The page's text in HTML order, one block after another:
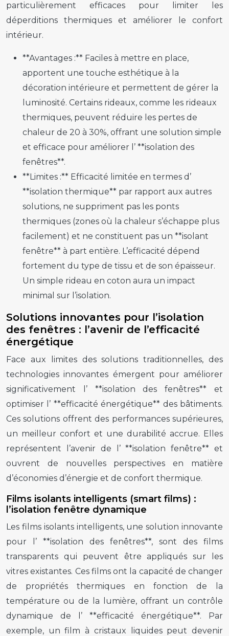
particulièrement efficaces pour limiter les
déperditions thermiques et améliorer le confort
intérieur.
**Avantages :** Faciles à mettre en place,
apportent une touche esthétique à la
décoration intérieure et permettent de gérer la
luminosité. Certains rideaux, comme les rideaux
thermiques, peuvent réduire les pertes de
chaleur de 20 à 30%, offrant une solution simple
et efficace pour améliorer l’ **isolation des
fenêtres**.
**Limites :** Efficacité limitée en termes d’
**isolation thermique** par rapport aux autres
solutions, ne suppriment pas les ponts
thermiques (zones où la chaleur s’échappe plus
facilement) et ne constituent pas un **isolant
fenêtre** à part entière. L’efficacité dépend
fortement du type de tissu et de son épaisseur.
Un simple rideau en coton aura un impact
minimal sur l’isolation.
Solutions innovantes pour l’isolation
des fenêtres : l’avenir de l’efficacité
énergétique
Face aux limites des solutions traditionnelles, des
technologies innovantes émergent pour améliorer
significativement l’ **isolation des fenêtres** et
optimiser l’ **efficacité énergétique** des bâtiments.
Ces solutions offrent des performances supérieures,
un meilleur confort et une durabilité accrue. Elles
représentent l’avenir de l’ **isolation fenêtre** et
ouvrent de nouvelles perspectives en matière
d’économies d’énergie et de confort thermique.
Films isolants intelligents (smart films) :
l’isolation fenêtre dynamique
Les films isolants intelligents, une solution innovante
pour l’ **isolation des fenêtres**, sont des films
transparents qui peuvent être appliqués sur les
vitres existantes. Ces films ont la capacité de changer
de propriétés thermiques en fonction de la
température ou de la lumière, offrant un contrôle
dynamique de l’ **efficacité énergétique**. Par
exemple, un film à cristaux liquides peut devenir